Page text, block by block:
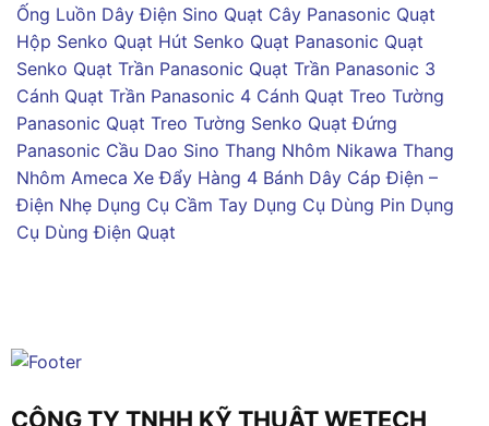
Ống Luồn Dây Điện Sino Quạt Cây Panasonic Quạt
Hộp Senko Quạt Hút Senko Quạt Panasonic Quạt
Senko Quạt Trần Panasonic Quạt Trần Panasonic 3
Cánh Quạt Trần Panasonic 4 Cánh Quạt Treo Tường
Panasonic Quạt Treo Tường Senko Quạt Đứng
Panasonic Cầu Dao Sino Thang Nhôm Nikawa Thang
Nhôm Ameca Xe Đẩy Hàng 4 Bánh Dây Cáp Điện –
Điện Nhẹ Dụng Cụ Cầm Tay Dụng Cụ Dùng Pin Dụng
Cụ Dùng Điện Quạt
CÔNG TY TNHH KỸ THUẬT WETECH